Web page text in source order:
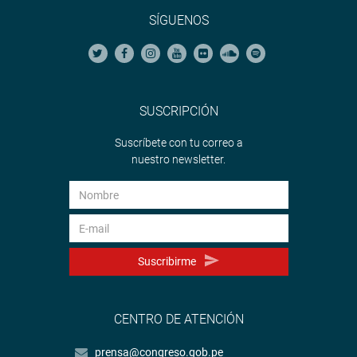
SÍGUENOS
SUSCRIPCIÓN
Suscríbete con tu correo a
nuestro newsletter.
Suscribirme
CENTRO DE ATENCIÓN
prensa@congreso.gob.pe